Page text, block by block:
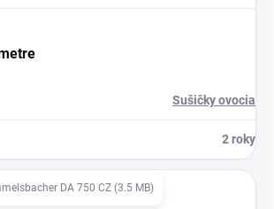
Sušičky ovocia
2 roky
DA 750 CZ (3.5 MB)